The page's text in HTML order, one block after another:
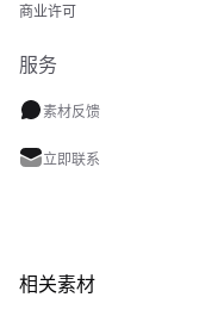
商业许可
服务
素材反馈
立即联系
相关素材